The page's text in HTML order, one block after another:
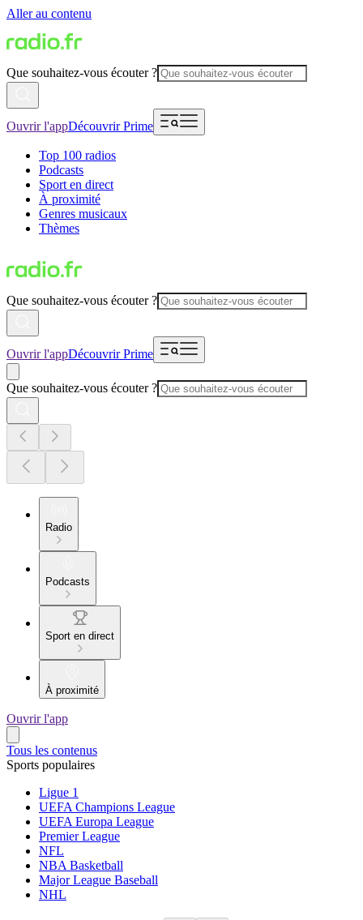
Aller au contenu
Que souhaitez-vous écouter ?
Ouvrir l'appDécouvrir Prime
Top 100 radios
Podcasts
Sport en direct
À proximité
Genres musicaux
Thèmes
Que souhaitez-vous écouter ?
Ouvrir l'appDécouvrir Prime
Que souhaitez-vous écouter ?
Radio
Podcasts
Sport en direct
À proximité
Ouvrir l'app
Tous les contenus
Sports populaires
Ligue 1
UEFA Champions League
UEFA Europa League
Premier League
NFL
NBA Basketball
Major League Baseball
NHL